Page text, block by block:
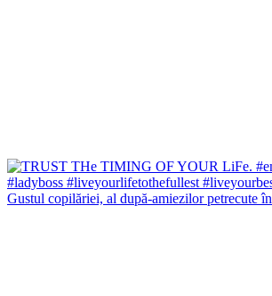
Gustul copilăriei, al după-amiezilor petrecute în